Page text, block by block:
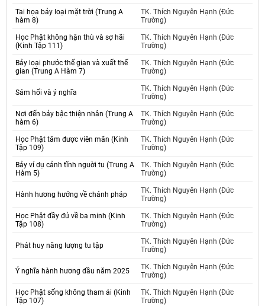
Tai họa bảy loại mặt trời (Trung A
hàm 8)
TK. Thích Nguyên Hạnh (Đức
Trường)
Học Phật không hận thù và sợ hãi
(Kinh Tập 111)
TK. Thích Nguyên Hạnh (Đức
Trường)
Bảy loại phước thế gian và xuất thế
gian (Trung A Hàm 7)
TK. Thích Nguyên Hạnh (Đức
Trường)
Sám hối và ý nghĩa
TK. Thích Nguyên Hạnh (Đức
Trường)
Nơi đến bảy bậc thiện nhân (Trung A
hàm 6)
TK. Thích Nguyên Hạnh (Đức
Trường)
Học Phật tâm được viên mãn (Kinh
Tập 109)
TK. Thích Nguyên Hạnh (Đức
Trường)
Bảy ví dụ cảnh tĩnh nguời tu (Trung A
Hàm 5)
TK. Thích Nguyên Hạnh (Đức
Trường)
Hành hương hướng về chánh pháp
TK. Thích Nguyên Hạnh (Đức
Trường)
Học Phật đầy đủ về ba minh (Kinh
Tập 108)
TK. Thích Nguyên Hạnh (Đức
Trường)
Phát huy năng lượng tu tập
TK. Thích Nguyên Hạnh (Đức
Trường)
Ý nghĩa hành hương đầu năm 2025
TK. Thích Nguyên Hạnh (Đức
Trường)
Học Phật sống không tham ái (Kinh
Tập 107)
TK. Thích Nguyên Hạnh (Đức
Trường)